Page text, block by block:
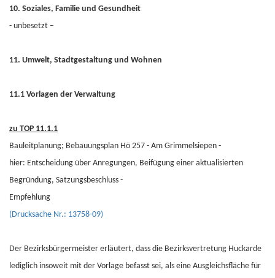
10. Soziales, Familie und Gesundheit
- unbesetzt –
11. Umwelt, Stadtgestaltung und Wohnen
11.1 Vorlagen der Verwaltung
zu TOP 11.1.1
Bauleitplanung; Bebauungsplan Hö 257 - Am Grimmelsiepen -
hier: Entscheidung über Anregungen, Beifügung einer aktualisierten
Begründung, Satzungsbeschluss -
Empfehlung
(Drucksache Nr.: 13758-09)
Der Bezirksbürgermeister erläutert, dass die Bezirksvertretung Huckarde
lediglich insoweit mit der Vorlage befasst sei, als eine Ausgleichsfläche für